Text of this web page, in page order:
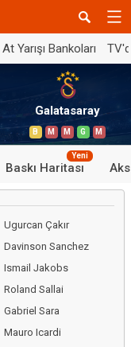
At Yarışı Bankoları
Galatasaray
B M M G M
Baskı Haritası
Yeni
Ugurcan Çakır
Davinson Sanchez
Ismail Jakobs
Roland Sallai
Gabriel Sara
Mauro Icardi